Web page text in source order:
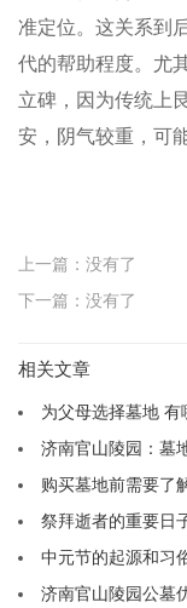
准定位。这关系到
代的帮助程度。尤
立碑，因为传统上
安，阴气较重，可
上一篇：没有了
下一篇：没有了
相关文章
为父母选择墓地 有
济南官山陵园：墓
购买墓地前需要了
祭拜逝者的重要日
中元节的起源和习
济南官山陵园公墓